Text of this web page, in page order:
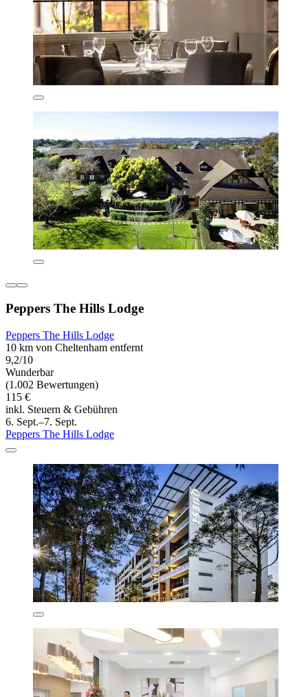
Peppers The Hills Lodge
Peppers The Hills Lodge
10 km von Cheltenham entfernt
9,2/10
Wunderbar
(1.002 Bewertungen)
115 €
inkl. Steuern & Gebühren
6. Sept.–7. Sept.
Peppers The Hills Lodge